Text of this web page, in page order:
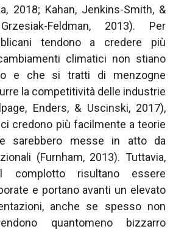
2018; Kahan, Jenkins-Smith, &
Feldman, 2013). Per
tendono a credere più
climatici non stiano
e che si tratti di menzogne
la competitività delle industrie
Enders, & Uscinski, 2017),
credono più facilmente a teorie
sarebbero messe in atto da
(Furnham, 2013). Tuttavia,
complotto risultano essere
e portano avanti un elevato
anche se spesso non
quantomeno bizzarro